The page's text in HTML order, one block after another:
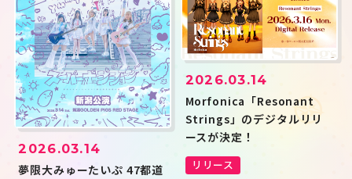
2026.03.14
夢限大みゅーたいぷ 47都道
2026.03.14
リリース
Morfonica「Resonant
Strings」のデジタルリリ
ースが決定！